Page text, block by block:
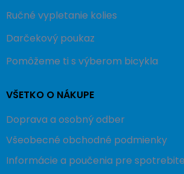
Ručné vypletanie kolies
Darčekový poukaz
Pomôžeme ti s výberom bicykla
VŠETKO O NÁKUPE
Doprava a osobný odber
Všeobecné obchodné podmienky
Informácie a poučenia pre